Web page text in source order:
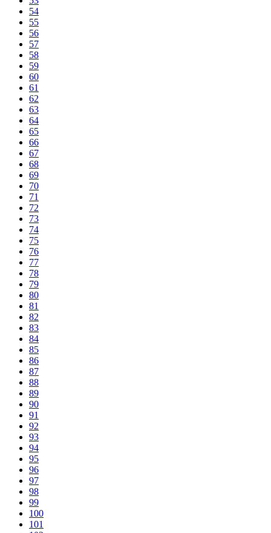
54
55
56
57
58
59
60
61
62
63
64
65
66
67
68
69
70
71
72
73
74
75
76
77
78
79
80
81
82
83
84
85
86
87
88
89
90
91
92
93
94
95
96
97
98
99
100
101